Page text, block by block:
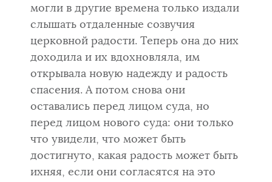
могли в другие времена только издали
слышать отдаленные созвучия
церковной радости. Теперь она до них
доходила и их вдохновляла, им
открывала новую надежду и радость
спасения. А потом снова они
оставались перед лицом суда, но
перед лицом нового суда: они только
что увидели, что может быть
достигнуто, какая радость может быть
их­няя, если они согласятся на это